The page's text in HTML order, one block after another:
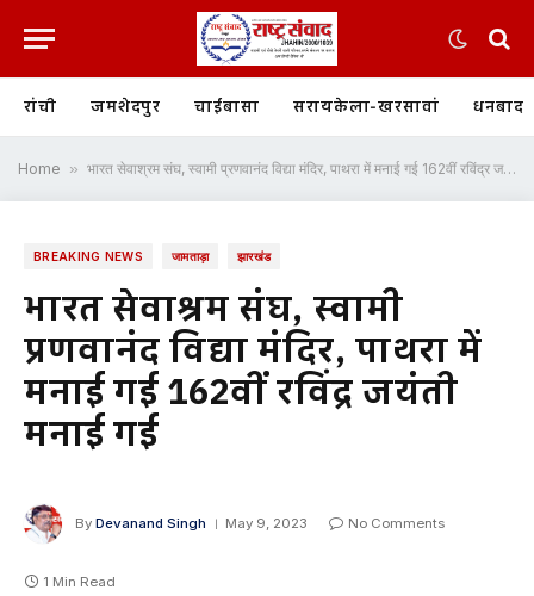
रांची जमशेदपुर चाईबासा सरायकेला-खरसावां धनबाद
Home » भारत सेवाश्रम संघ, स्वामी प्रणवानंद विद्या मंदिर, पाथरा में मनाई गई 162वीं रविंद्र जयंती मनाई गई
BREAKING NEWS जामताड़ा झारखंड
भारत सेवाश्रम संघ, स्वामी
प्रणवानंद विद्या मंदिर, पाथरा में
मनाई गई 162वीं रविंद्र जयंती
मनाई गई
By Devanand Singh May 9, 2023 No Comments
1 Min Read